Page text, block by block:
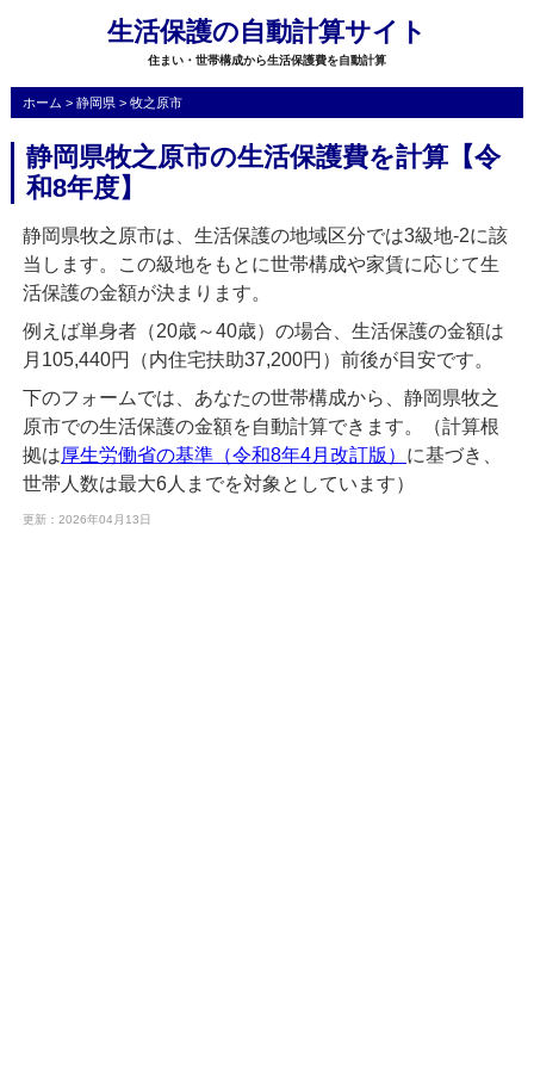
生活保護の自動計算サイト
住まい・世帯構成から生活保護費を自動計算
ホーム > 静岡県> 牧之原市
静岡県牧之原市の生活保護費を計算【令
和8年度】
静岡県牧之原市は、生活保護の地域区分では3級地-2に該
当します。この級地をもとに世帯構成や家賃に応じて生
活保護の金額が決まります。
例えば単身者（20歳～40歳）の場合、生活保護の金額は
月105,440円（内住宅扶助37,200円）前後が目安です。
下のフォームでは、あなたの世帯構成から、静岡県牧之
原市での生活保護の金額を自動計算できます。（計算根
拠は厚生労働省の基準（令和8年4月改訂版） に基づき、
世帯人数は最大6人までを対象としています）
更新：2026年04月13日